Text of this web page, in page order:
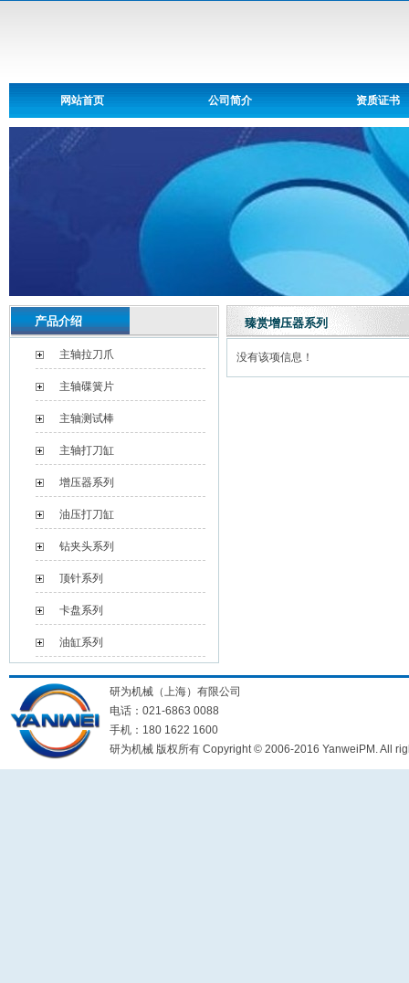
网站首页 公司简介 资质证书
臻赏增压器系列
没有该项信息！
产品介绍
主轴拉刀爪
主轴碟簧片
主轴测试棒
主轴打刀缸
增压器系列
油压打刀缸
钻夹头系列
顶针系列
卡盘系列
油缸系列
研为机械（上海）有限公司
电话：021-6863 0088
手机：180 1622 1600
研为机械 版权所有 Copyright © 2006-2016 YanweiPM. All